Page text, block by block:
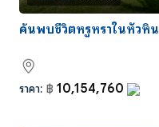
ค้นพบชีวิตหรูหราในหัวหิน
ราคา: ฿ 10,154,760